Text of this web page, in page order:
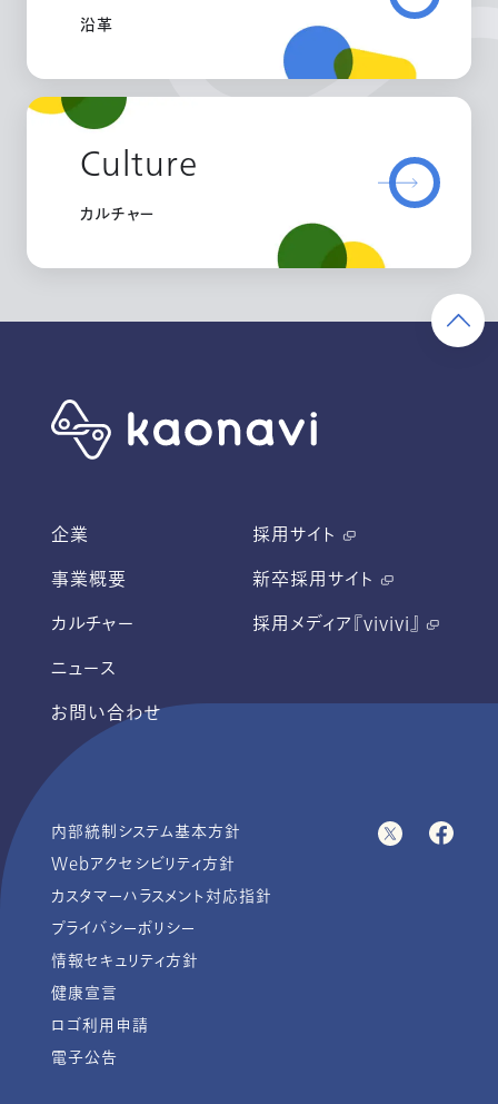
沿革
Culture
カルチャー
企業
事業概要
カルチャー
ニュース
お問い合わせ
採用サイト
新卒採用サイト
採用メディア『vivivi』
内部統制システム基本方針
Webアクセシビリティ方針
カスタマーハラスメント対応指針
プライバシーポリシー
情報セキュリティ方針
健康宣言
ロゴ利用申請
電子公告